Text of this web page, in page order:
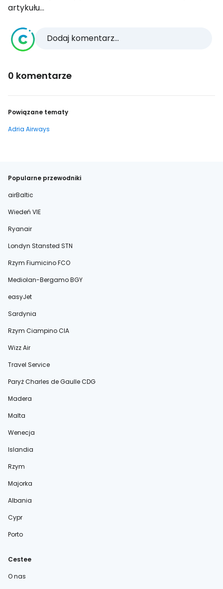
artykułu...
Dodaj komentarz...
0 komentarze
Powiązane tematy
Adria Airways
Popularne przewodniki
airBaltic
Wiedeń VIE
Ryanair
Londyn Stansted STN
Rzym Fiumicino FCO
Mediolan-Bergamo BGY
easyJet
Sardynia
Rzym Ciampino CIA
Wizz Air
Travel Service
Paryż Charles de Gaulle CDG
Madera
Malta
Wenecja
Islandia
Rzym
Majorka
Albania
Cypr
Porto
Cestee
O nas